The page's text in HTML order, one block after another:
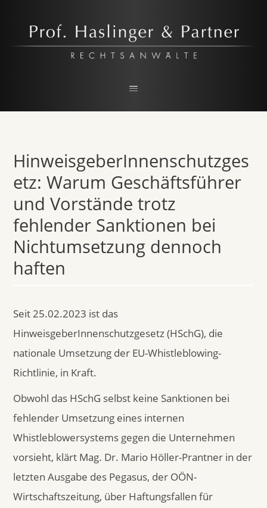
Prof. Haslinger & Partner
HinweisgeberInnenschutzges
etz: Warum Geschäftsführer
und Vorstände trotz
fehlender Sanktionen bei
Nichtumsetzung dennoch
haften
Seit 25.02.2023 ist das
HinweisgeberInnenschutzgesetz (HSchG), die
nationale Umsetzung der EU-Whistleblowing-
Richtlinie, in Kraft.
Obwohl das HSchG selbst keine Sanktionen bei
fehlender Umsetzung eines internen
Whistleblowersystems gegen die Unternehmen
vorsieht, klärt Mag. Dr. Mario Höller-Prantner in der
letzten Ausgabe des Pegasus, der OÖN-
Wirtschaftszeitung, über Haftungsfallen für